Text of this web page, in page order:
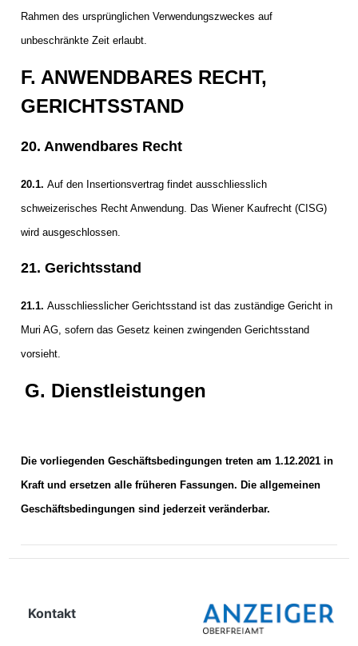
Rahmen des ursprünglichen Verwendungszweckes auf
unbeschränkte Zeit erlaubt.
F. ANWENDBARES RECHT,
GERICHTSSTAND
20. Anwendbares Recht
20.1. Auf den Insertionsvertrag findet ausschliesslich
schweizerisches Recht Anwendung. Das Wiener Kaufrecht (CISG)
wird ausgeschlossen.
21. Gerichtsstand
21.1. Ausschliesslicher Gerichtsstand ist das zuständige Gericht in
Muri AG, sofern das Gesetz keinen zwingenden Gerichtsstand
vorsieht.
G. Dienstleistungen
Die vorliegenden Geschäftsbedingungen treten am 1.12.2021 in
Kraft und ersetzen alle früheren Fassungen. Die allgemeinen
Geschäftsbedingungen sind jederzeit veränderbar.
Kontakt